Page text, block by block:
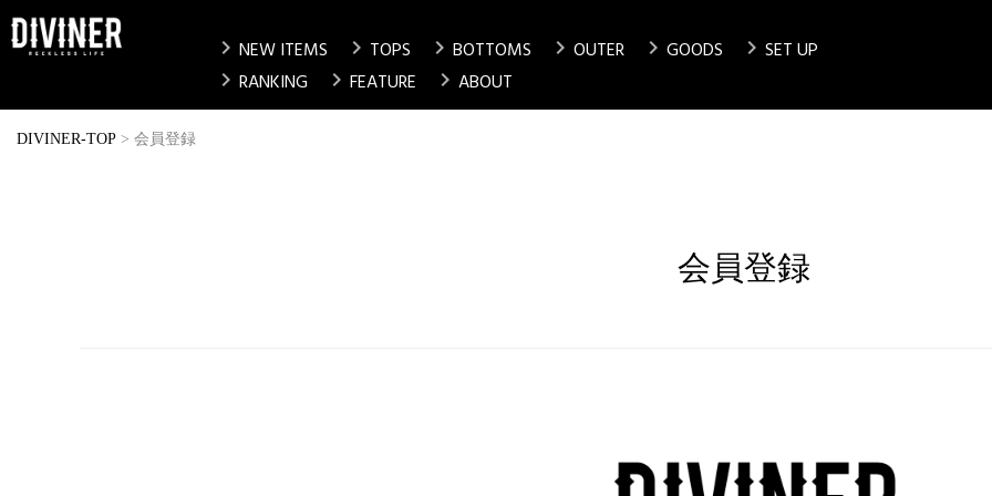
chevron_right NEW ITEMS chevron_right TOPS chevron_right BOTTOMS chevron_right OUTER chevron_right GOODS chevron_right SET UP
chevron_right RANKING chevron_right FEATURE chevron_right ABOUT
DIVINER-TOP 会員登録
会員登録